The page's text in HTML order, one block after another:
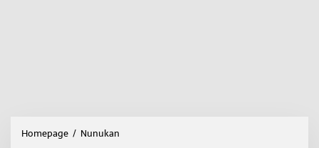
Homepage / Nunukan